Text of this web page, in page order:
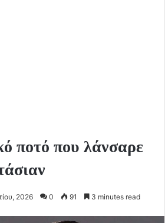
ποτό που λάνσαρε
2026 0 91 3 minutes read